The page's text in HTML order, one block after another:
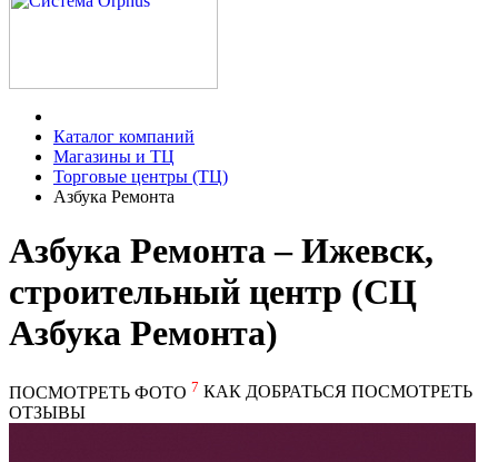
Каталог компаний
Магазины и ТЦ
Торговые центры (ТЦ)
Азбука Ремонта
Азбука Ремонта – Ижевск,
строительный центр (СЦ
Азбука Ремонта)
ПОСМОТРЕТЬ ФОТО 7 КАК ДОБРАТЬСЯ ПОСМОТРЕТЬ
ОТЗЫВЫ